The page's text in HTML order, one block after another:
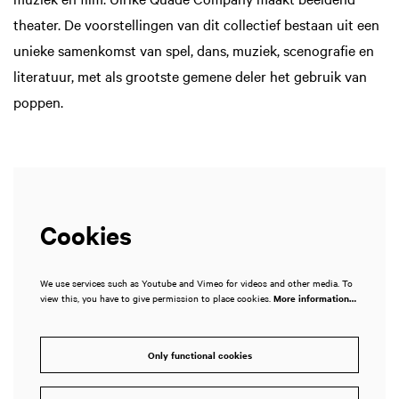
theater. De voorstellingen van dit collectief bestaan uit een
unieke samenkomst van spel, dans, muziek, scenografie en
literatuur, met als grootste gemene deler het gebruik van
poppen.
Cookies
We use services such as Youtube and Vimeo for videos and other media. To
view this, you have to give permission to place cookies. More information…
Only functional cookies